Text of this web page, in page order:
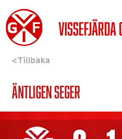
< Tillbaka
ÄNTLIGEN SEGER